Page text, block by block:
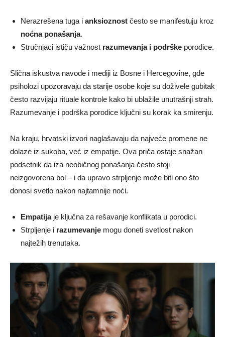
Nerazrešena tuga i anksioznost često se manifestuju kroz
noćna ponašanja.
Stručnjaci ističu važnost razumevanja i podrške porodice.
Slična iskustva navode i mediji iz Bosne i Hercegovine, gde
psiholozi upozoravaju da starije osobe koje su doživele gubitak
često razvijaju rituale kontrole kako bi ublažile unutrašnji strah.
Razumevanje i podrška porodice ključni su korak ka smirenju.
Na kraju, hrvatski izvori naglašavaju da najveće promene ne
dolaze iz sukoba, već iz empatije. Ova priča ostaje snažan
podsetnik da iza neobičnog ponašanja često stoji
neizgovorena bol – i da upravo strpljenje može biti ono što
donosi svetlo nakon najtamnije noći.
Empatijaje ključna za rešavanje konflikata u porodici.
Strpljenje i razumevanje mogu doneti svetlost nakon
najtežih trenutaka.